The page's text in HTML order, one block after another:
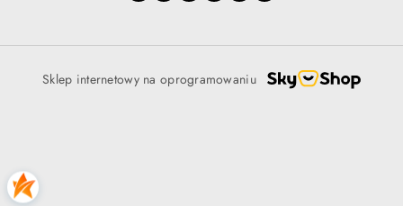
Sklep internetowy na oprogramowaniu